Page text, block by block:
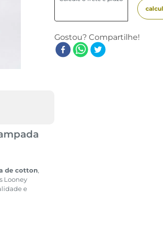
de cotton,
Looney
e